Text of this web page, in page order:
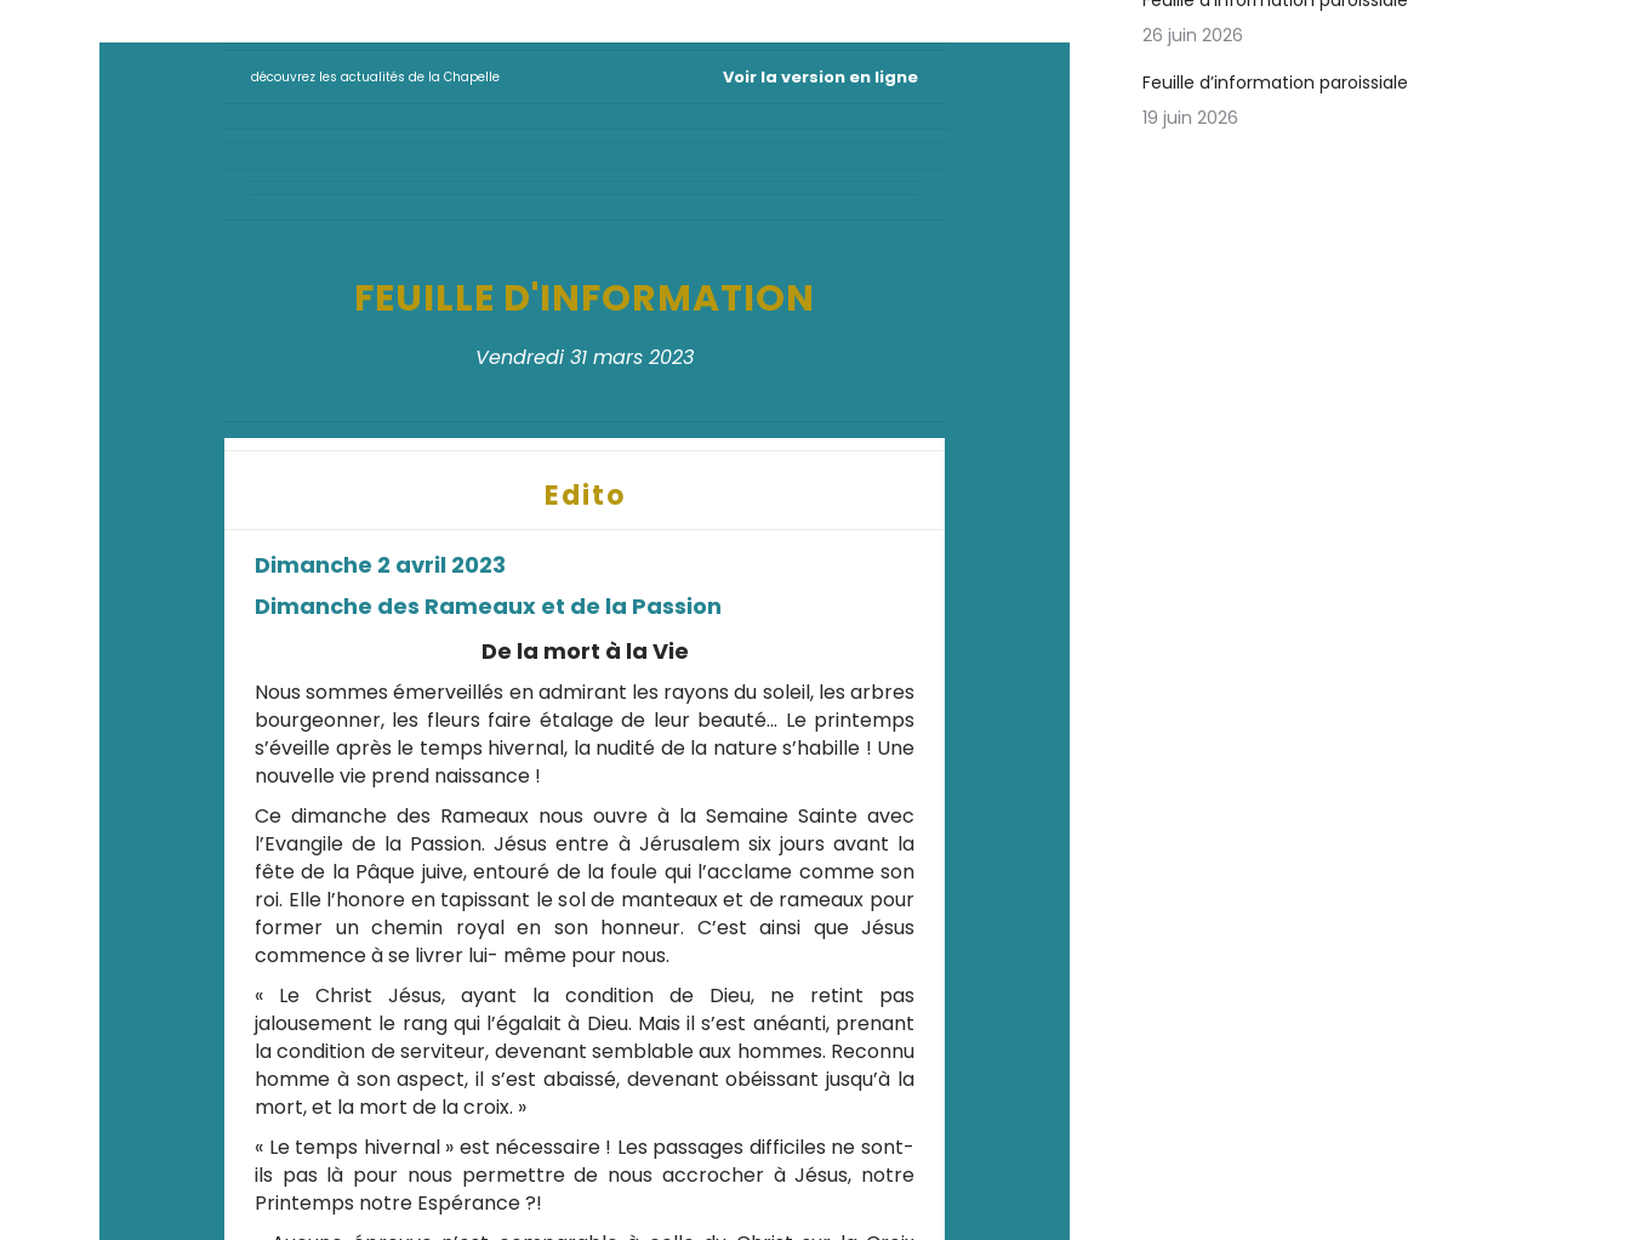
découvrez les actualités de la Chapelle Voir la version en ligne
FEUILLE D'INFORMATION
Vendredi 31 mars 2023
Edito
Dimanche 2 avril 2023
Dimanche des Rameaux et de la Passion
De la mort à la Vie
Nous sommes émerveillés en admirant les rayons du soleil, les arbres
bourgeonner, les fleurs faire étalage de leur beauté… Le printemps
s’éveille après le temps hivernal, la nudité de la nature s’habille ! Une
nouvelle vie prend naissance !
Ce dimanche des Rameaux nous ouvre à la Semaine Sainte avec
l’Evangile de la Passion. Jésus entre à Jérusalem six jours avant la
fête de la Pâque juive, entouré de la foule qui l’acclame comme son
roi. Elle l’honore en tapissant le sol de manteaux et de rameaux pour
former un chemin royal en son honneur. C’est ainsi que Jésus
commence à se livrer lui- même pour nous.
« Le Christ Jésus, ayant la condition de Dieu, ne retint pas
jalousement le rang qui l’égalait à Dieu. Mais il s’est anéanti, prenant
la condition de serviteur, devenant semblable aux hommes. Reconnu
homme à son aspect, il s’est abaissé, devenant obéissant jusqu’à la
mort, et la mort de la croix. »
« Le temps hivernal » est nécessaire ! Les passages difficiles ne sont-
ils pas là pour nous permettre de nous accrocher à Jésus, notre
Printemps notre Espérance ?!
26 juin 2026
Feuille d’information paroissiale
19 juin 2026